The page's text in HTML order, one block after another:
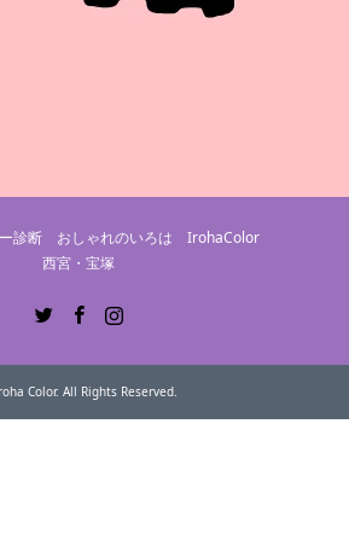
ー診断 おしゃれのいろは IrohaColor
西宮・宝塚
Color. All Rights Reserved.